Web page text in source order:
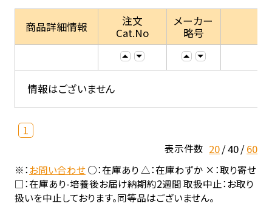
商品詳細情報
注文
Cat.No
メーカー
略号
情報はございません
1
表示件数 20 40 60
※：お問い合わせ○：在庫あり △：在庫わずか ×：取り寄せ
□：在庫あり-培養後お届け納期約2週間 取扱中止：お取り
扱いを中止しております。同等品はございません。